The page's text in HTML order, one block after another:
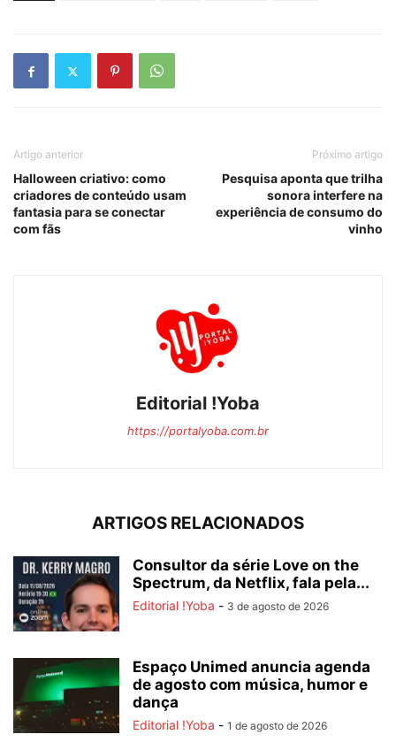
Artigo anterior
Halloween criativo: como
criadores de conteúdo usam
fantasia para se conectar
com fãs
Próximo artigo
Pesquisa aponta que trilha
sonora interfere na
experiência de consumo do
vinho
Editorial !Yoba
https://portalyoba.com.br
ARTIGOS RELACIONADOS
Consultor da série Love on the
Spectrum, da Netflix, fala pela...
Editorial !Yoba - 3 de agosto de 2026
Espaço Unimed anuncia agenda
de agosto com música, humor e
dança
Editorial !Yoba - 1 de agosto de 2026